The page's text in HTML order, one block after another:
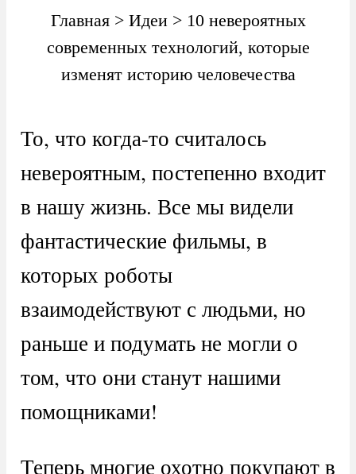
Главная> Идеи> 10 невероятных
современных технологий, которые
изменят историю человечества
То, что когда-то считалось
невероятным, постепенно входит
в нашу жизнь. Все мы видели
фантастические фильмы, в
которых роботы
взаимодействуют с людьми, но
раньше и подумать не могли о
том, что они станут нашими
помощниками!
Теперь многие охотно покупают в